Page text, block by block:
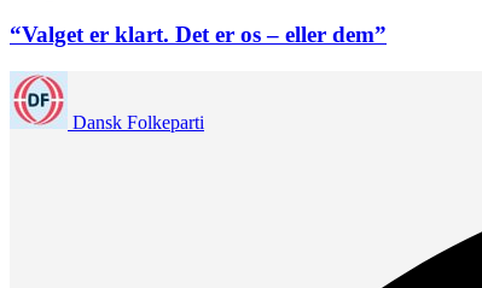
“Valget er klart. Det er os – eller dem”
Dansk Folkeparti